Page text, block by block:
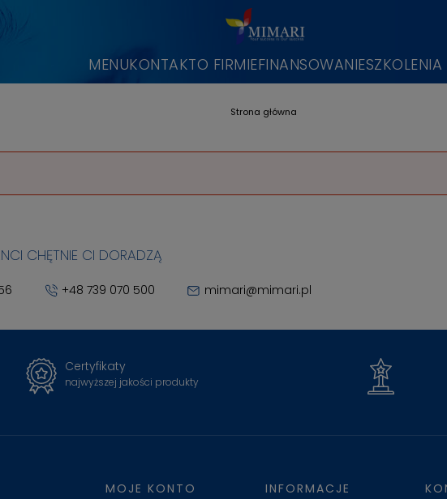
MENUKONTAKTO FIRMIEFINANSOWANIESZKOLENIA
Strona główna
CHĘTNIE CI DORADZĄ
+48 739 070 500 mimari@mimari.pl
Certyfikaty
najwyższej jakości produkty
MOJE KONTO INFORMACJE